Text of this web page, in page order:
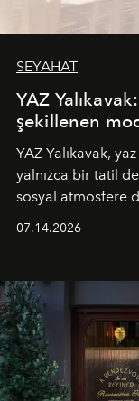
SEYAHAT
YAZ
şekillenen
YAZ Yalıkavak,
yalnızca bir tatil
sosyal atmosfere
tematik
Paylaşıma,
akşamlar, YAZ’ın
geceye taşıyarak
07.14.2026